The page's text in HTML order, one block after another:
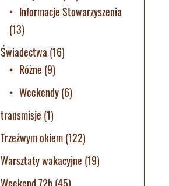
Informacje Stowarzyszenia
(13)
Świadectwa (16)
Różne (9)
Weekendy(6)
transmisje (1)
Trzeźwym okiem(122)
Warsztaty wakacyjne (19)
Weekend 72h(45)